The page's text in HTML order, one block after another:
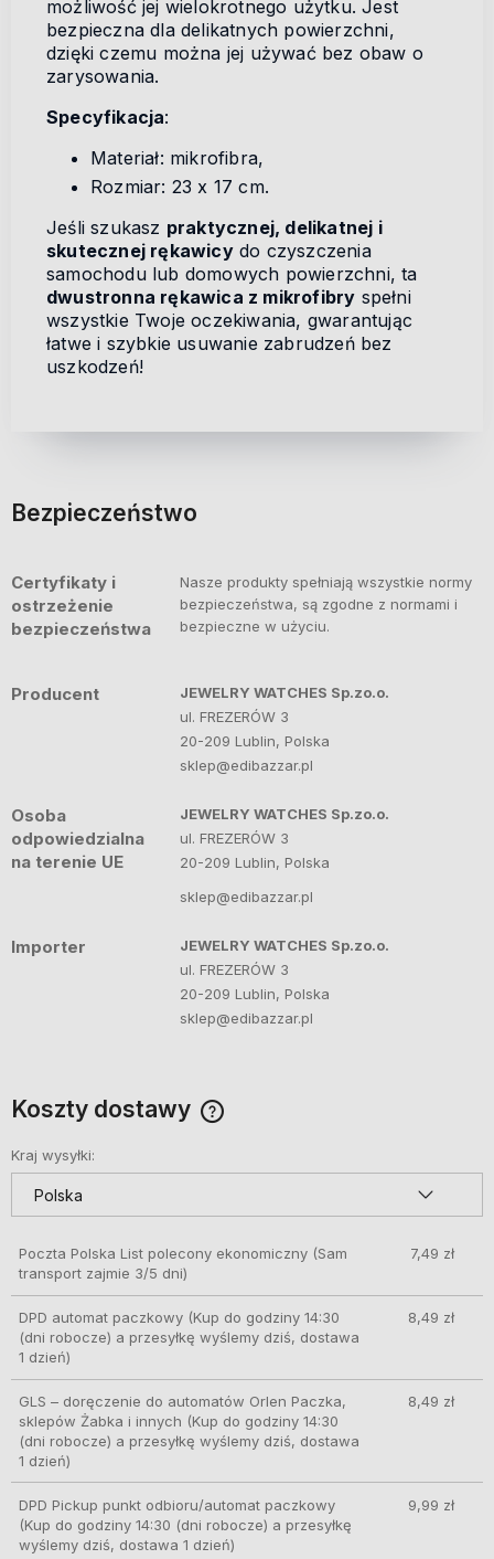
możliwość jej wielokrotnego użytku. Jest
bezpieczna dla delikatnych powierzchni,
dzięki czemu można jej używać bez obaw o
zarysowania.
Specyfikacja:
Materiał: mikrofibra,
Rozmiar: 23 x 17 cm.
Jeśli szukasz praktycznej, delikatnej i
skutecznej rękawicydo czyszczenia
samochodu lub domowych powierzchni, ta
dwustronna rękawica z mikrofibry spełni
wszystkie Twoje oczekiwania, gwarantując
łatwe i szybkie usuwanie zabrudzeń bez
uszkodzeń!
Bezpieczeństwo
Certyfikaty i
ostrzeżenie
bezpieczeństwa
Nasze produkty spełniają wszystkie normy
bezpieczeństwa, są zgodne z normami i
bezpieczne w użyciu.
Producent
JEWELRY WATCHES Sp.zo.o.
ul. FREZERÓW 3
20-209 Lublin, Polska
sklep@edibazzar.pl
Osoba
odpowiedzialna
na terenie UE
JEWELRY WATCHES Sp.zo.o.
ul. FREZERÓW 3
20-209 Lublin, Polska
sklep@edibazzar.pl
Importer
JEWELRY WATCHES Sp.zo.o.
ul. FREZERÓW 3
20-209 Lublin, Polska
sklep@edibazzar.pl
Koszty dostawy
Kraj wysyłki:
Poczta Polska List polecony ekonomiczny (Sam
transport zajmie 3/5 dni)
7,49 zł
DPD automat paczkowy(Kup do godziny 14:30
(dni robocze) a przesyłkę wyślemy dziś, dostawa
1 dzień)
8,49 zł
GLS – doręczenie do automatów Orlen Paczka,
sklepów Żabka i innych (Kup do godziny 14:30
(dni robocze) a przesyłkę wyślemy dziś, dostawa
1 dzień)
8,49 zł
DPD Pickup punkt odbioru/automat paczkowy
(Kup do godziny 14:30 (dni robocze) a przesyłkę
wyślemy dziś, dostawa 1 dzień)
9,99 zł